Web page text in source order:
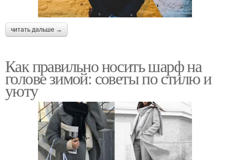
читать дальше →
Как правильно носить шарф на
голове зимой: советы по стилю и
уюту